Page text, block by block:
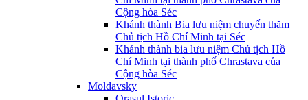
Cộng hòa Séc
Khánh thành Bia lưu niệm chuyến thăm
Chủ tịch Hồ Chí Minh tại Séc
Khánh thành bia lưu niệm Chủ tịch Hồ
Chí Minh tại thành phố Chrastava của
Cộng hòa Séc
Moldavsky